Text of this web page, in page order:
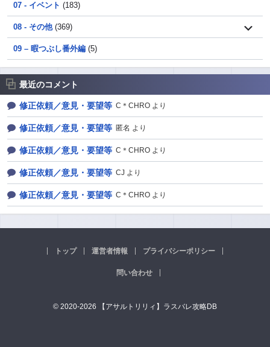
07 - イベント (183)
08 - その他(369)
09 – 暇つぶし番外編 (5)
最近のコメント
修正依頼／意見・要望等 C＊CHRO より
修正依頼／意見・要望等 匿名 より
修正依頼／意見・要望等 C＊CHRO より
修正依頼／意見・要望等 CJ より
修正依頼／意見・要望等 C＊CHRO より
トップ 運営者情報 プライバシーポリシー
問い合わせ
© 2020-2026 【アサルトリリィ】ラスバレ攻略DB